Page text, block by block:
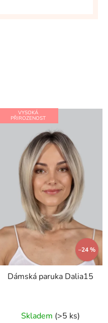
VYSOKÁ
PŘIROZENOST
–24 %
Dámská paruka Dalia15
Skladem (>5 ks)